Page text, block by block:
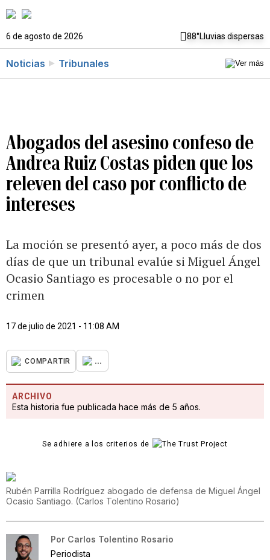
6 de agosto de 2026 88°Lluvias dispersas
Noticias Tribunales
Abogados del asesino confeso de
Andrea Ruiz Costas piden que los
releven del caso por conflicto de
intereses
La moción se presentó ayer, a poco más de dos
días de que un tribunal evalúe si Miguel Ángel
Ocasio Santiago es procesable o no por el
crimen
17 de julio de 2021 - 11:08 AM
COMPARTIR ...
ARCHIVO
Esta historia fue publicada hace más de 5 años.
Se adhiere a los criterios de
Rubén Parrilla Rodríguez abogado de defensa de Miguel Ángel
Ocasio Santiago. (Carlos Tolentino Rosario)
Por Carlos Tolentino Rosario
Periodista